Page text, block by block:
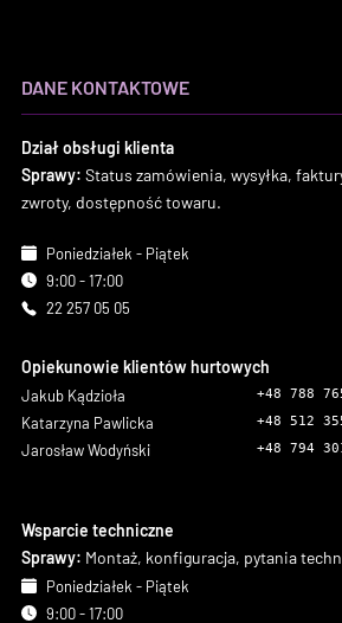
DANE KONTAKTOWE
Dział obsługi klienta
Sprawy: Status zamówienia, wysyłka,
zwroty, dostępność towaru.
Poniedziałek - Piątek
9:00 - 17:00
22 257 05 05
Opiekunowie klientów hurtowych
Jakub Kądzioła +48 788
Katarzyna Pawlicka +48 512
Jarosław Wodyński +48 794
Wsparcie techniczne
Sprawy: Montaż, konfiguracja, pytania
Poniedziałek - Piątek
9:00 - 17:00